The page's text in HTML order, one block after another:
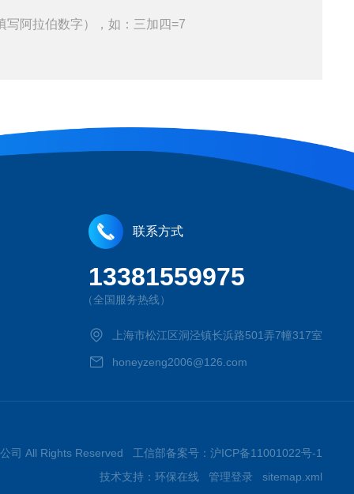
写阿拉伯数字），如：三加四=7
联系方式
13381559975
（全国服务热线）
上海市松江区洞泾镇长浜路501弄7幢317室
honeyzeng2006@126.com
司 All Rights Reserved 工信部备案号： 沪ICP备11001022号-1
技术支持： 环保在线 管理登录 sitemap.xml